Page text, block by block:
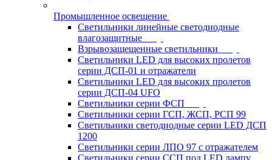
Промышленное освещение
Светильники линейные светодиодные
влагозащитные
Взрывозащещенные светильники
Светильники LED для высоких пролетов
серии ДСП-01 и отражатели
Светильники LED для высоких пролетов
серии ДСП-04 UFO
Светильники серии ФСП
Светильники серии ГСП, ЖСП, РСП 99
Светильники светодиодные серии LED ДСП
1200
Светильники серии ЛПО 97 с отражателем
Светильники серии ССП под LED лампу